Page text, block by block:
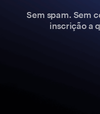
Sem spam. Sem
inscrição a